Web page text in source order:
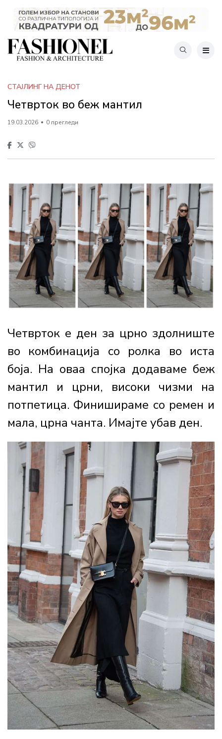
СТАЈЛИНГ НА ДЕНОТ
Четврток во беж мантил
19.03.2026 0 прегледи
Четврток е ден за црно здолниште
во комбинација со ролка во иста
боја. На оваа спојка додаваме беж
мантил и црни, високи чизми на
потпетица. Финишираме со ремен и
мала, црна чанта. Имајте убав ден.